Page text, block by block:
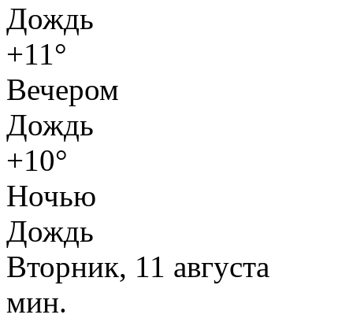
Дождь
+11°
Вечером
Дождь
+10°
Ночью
Дождь
Вторник, 11 августа
мин.